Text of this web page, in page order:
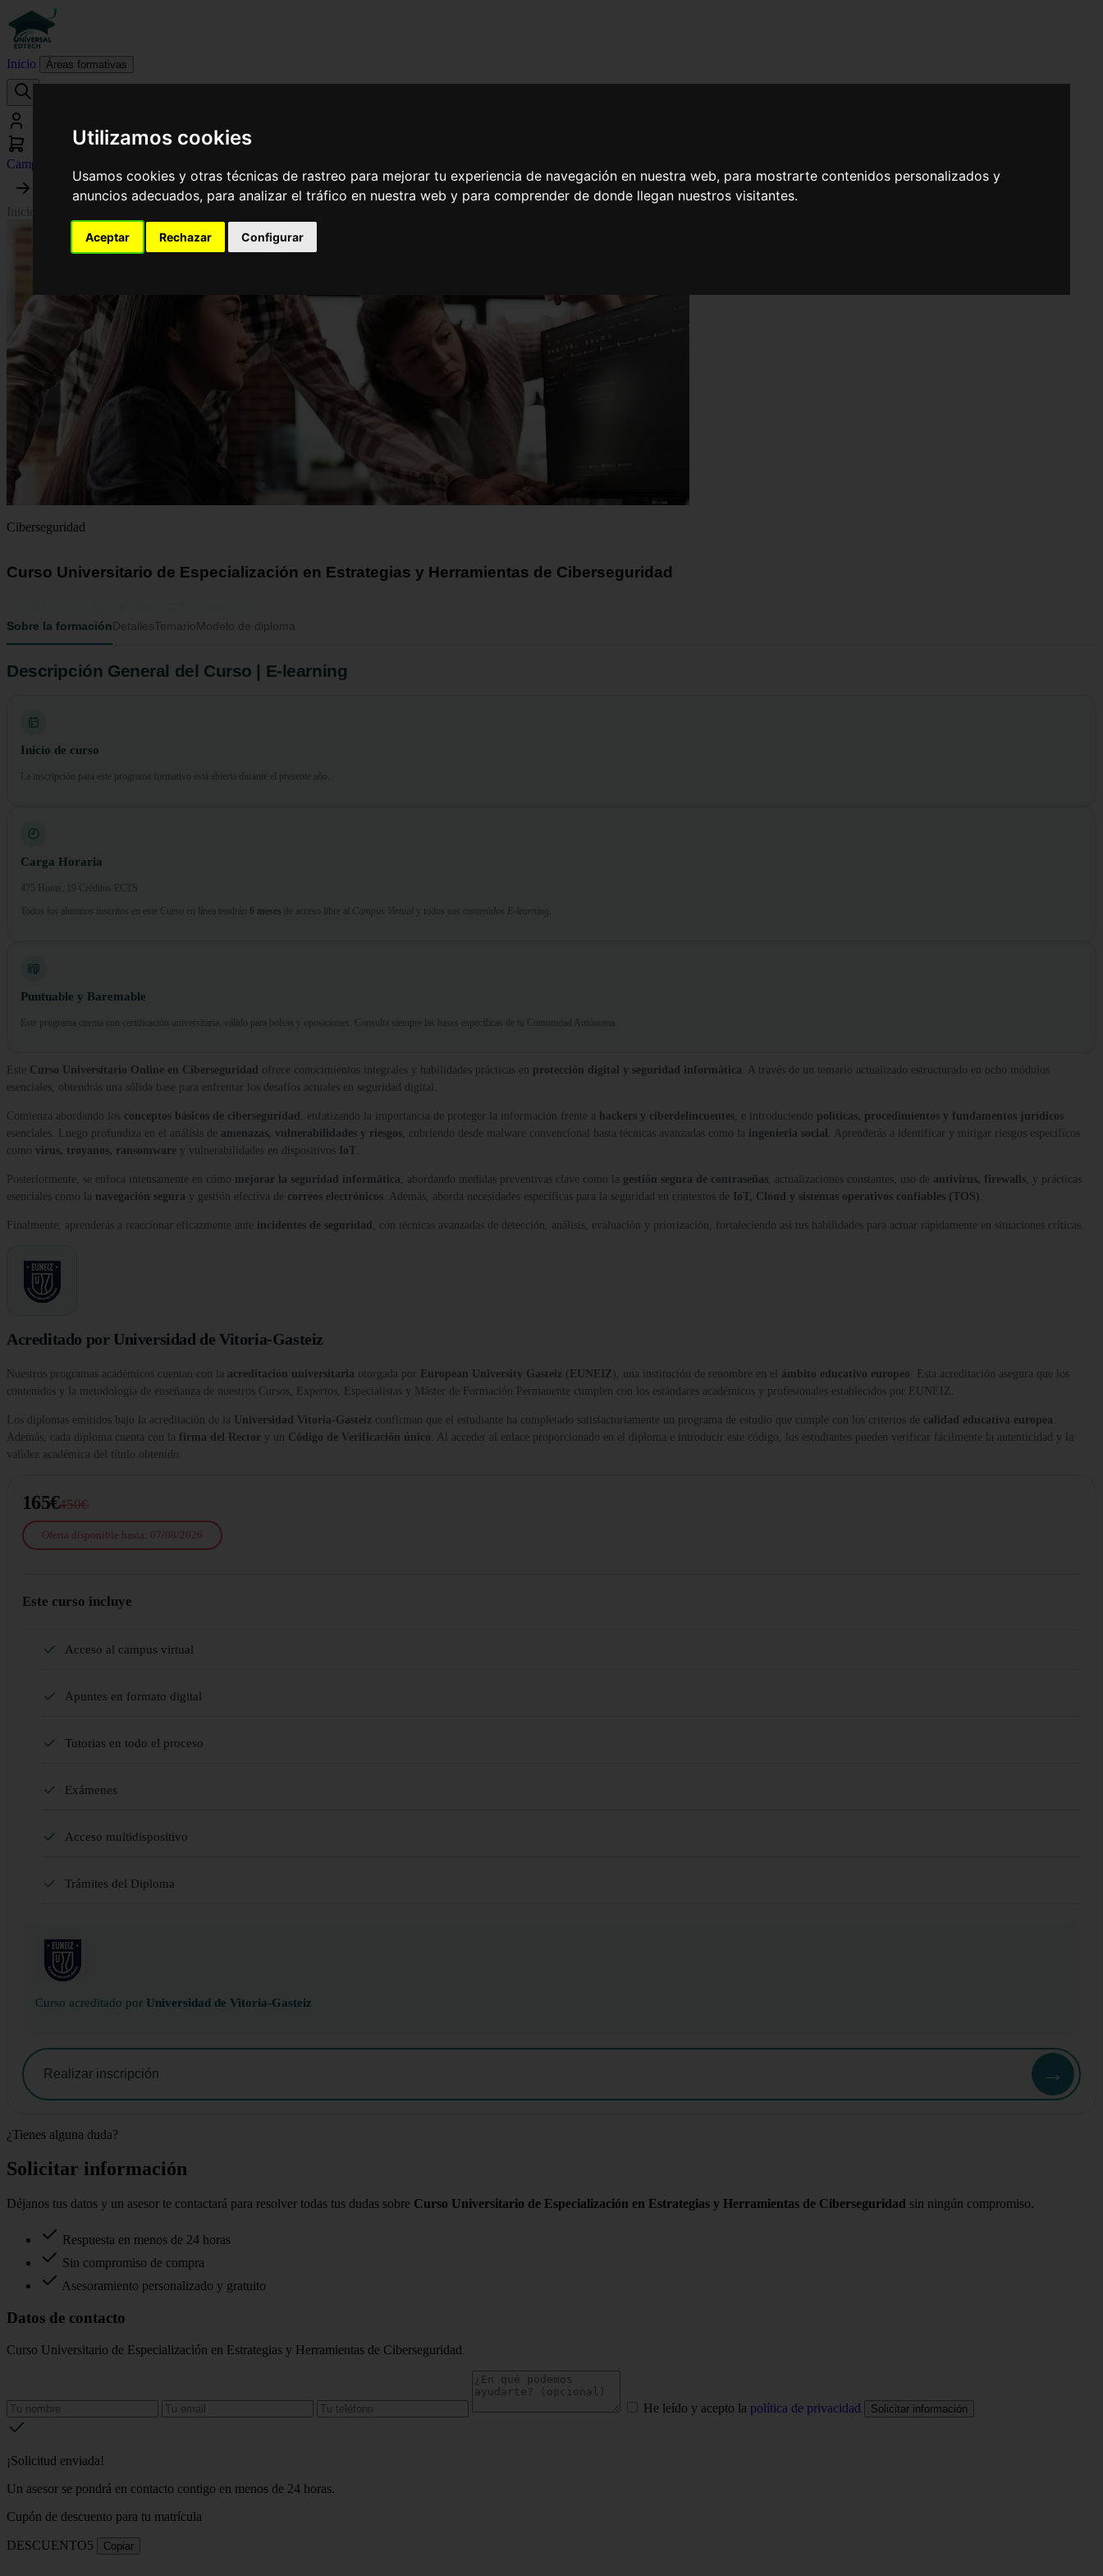
Utilizamos cookies
Usamos cookies y otras técnicas de rastreo para mejorar tu experiencia de navegación en nuestra web, para mostrarte contenidos personalizados y
anuncios adecuados, para analizar el tráfico en nuestra web y para comprender de donde llegan nuestros visitantes.
Aceptar Rechazar Configurar
Inicio Áreas formativas
Campus virtual
Inicio
Ciberseguridad
Curso Universitario de Especialización en Estrategias y Herramientas de Ciberseguridad
Sobre la formaciónDetallesTemarioModelo de diploma
Descripción General del Curso | E-learning
Inicio de curso
La inscripción para este programa formativo está abierta durante el presente año.
Carga Horaria
475 Horas, 19 Créditos ECTS
Todos los alumnos inscritos en este Curso en línea tendrán 6 meses de acceso libre al Campus Virtual y todos sus contenidos E-learning.
Puntuable y Baremable
Este programa cuenta con certificación universitaria, válido para bolsas y oposiciones. Consulta siempre las bases específicas de tu Comunidad Autónoma.
Este Curso Universitario Online en Ciberseguridad ofrece conocimientos integrales y habilidades prácticas en protección digital y seguridad informática. A través de un temario actualizado estructurado en ocho módulos
esenciales, obtendrás una sólida base para enfrentar los desafíos actuales en seguridad digital.
Comienza abordando los conceptos básicos de ciberseguridad , enfatizando la importancia de proteger la información frente a hackers y ciberdelincuentes, e introduciendo políticas, procedimientos y fundamentos jurídicos
esenciales. Luego profundiza en el análisis de amenazas, vulnerabilidades y riesgos, cubriendo desde malware convencional hasta técnicas avanzadas como la ingeniería social . Aprenderás a identificar y mitigar riesgos específicos
como virus, troyanos, ransomware y vulnerabilidades en dispositivos IoT.
Posteriormente, se enfoca intensamente en cómo mejorar la seguridad informática, abordando medidas preventivas clave como la gestión segura de contraseñas, actualizaciones constantes, uso de antivirus, firewalls, y prácticas
esenciales como la navegación segura y gestión efectiva de correos electrónicos. Además, aborda necesidades específicas para la seguridad en contextos de IoT, Cloud y sistemas operativos confiables (TOS).
Finalmente, aprenderás a reaccionar eficazmente ante incidentes de seguridad , con técnicas avanzadas de detección, análisis, evaluación y priorización, fortaleciendo así tus habilidades para actuar rápidamente en situaciones críticas.
Acreditado por Universidad de Vitoria-Gasteiz
Nuestros programas académicos cuentan con la acreditación universitaria otorgada por European University Gasteiz ( EUNEIZ ), una institución de renombre en el ámbito educativo europeo. Esta acreditación asegura que los
contenidos y la metodología de enseñanza de nuestros Cursos, Expertos, Especialistas y Máster de Formación Permanente cumplen con los estándares académicos y profesionales establecidos por EUNEIZ.
Los diplomas emitidos bajo la acreditación de la Universidad Vitoria-Gasteiz confirman que el estudiante ha completado satisfactoriamente un programa de estudio que cumple con los criterios de calidad educativa europea.
Además, cada diploma cuenta con la firma del Rector y un Código de Verificación único. Al acceder al enlace proporcionado en el diploma e introducir este código, los estudiantes pueden verificar fácilmente la autenticidad y la
validez académica del título obtenido.
165€450€
Oferta disponible hasta: 07/08/2026
Este curso incluye
Acceso al campus virtual
Apuntes en formato digital
Tutorias en todo el proceso
Exámenes
Acceso multidispositivo
Trámites del Diploma
Curso acreditado por Universidad de Vitoria-Gasteiz
Realizar inscripción →
¿Tienes alguna duda?
Solicitar información
Déjanos tus datos y un asesor te contactará para resolver todas tus dudas sobre Curso Universitario de Especialización en Estrategias y Herramientas de Ciberseguridad sin ningún compromiso.
Respuesta en menos de 24 horas
Sin compromiso de compra
Asesoramiento personalizado y gratuito
Datos de contacto
Curso Universitario de Especialización en Estrategias y Herramientas de Ciberseguridad
He leído y acepto la política de privacidad Solicitar información
¡Solicitud enviada!
Un asesor se pondrá en contacto contigo en menos de 24 horas.
Cupón de descuento para tu matrícula
DESCUENTO5 Copiar